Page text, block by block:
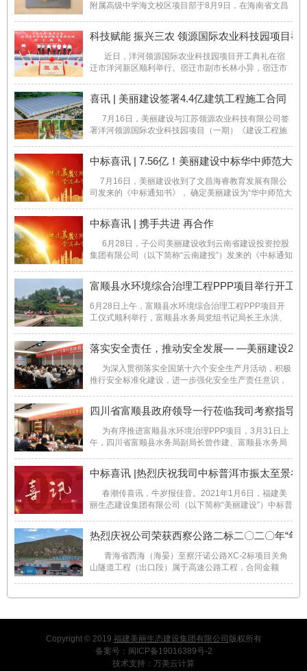
附属高级中学海文校区项目部于8月9日，在海南省文昌
部挂牌成立 华中师范大学（海南）附属高级中学海
文校区项目位于海 ...
科技赋能 振兴三农 领源国际农业科技园项目举
近日，洋河领源国际农业科技园项目开工典礼在宿
迁市洋河新区顺利举行。宿迁市副市长林小异，宿迁市
河新区党工委副书记、管理办公室主任姜海青，领光源
（上海）农业科技发展有限公司董事长李臻峻 ...
喜讯 | 美丽建设签署4.4亿建筑工程施工合同
7月16日，美丽建设与江苏领源农业科技有限公司签
署洋河领源国际农业科技园项目（一期）《建设工程施
省宿迁市，项目总面积约600亩，总投资约15亿元，一
期总投资约5亿元。主要包 ...
中标喜讯 | 7.56亿！美丽建设中标华中师范大
7月16日，美丽建设收到了文昌海睿教育发展有限公
司发来的《中标通知书》， 确定美丽建设为“华中师范大
为7.56亿元。 华中师范大学（海南）附属高级中学项
目位于海南省文昌市，项 ...
中标喜讯 | 携手共进 再合作
6月28日，子公司美丽建设收到云南省建设投资控股
集团有限公司（以下简称“云南建投”）发来的《中标通知
K116+560~K196+745 段土建第八工区工程专业分包”的
中标单位，中标金额约为2.9亿元，建设期4年。& ...
富顺县水环境综合治理工程PPP项目举行开工
6月28日上午，富顺县水环境综合治理工程PPP项目开
工仪式顺利举行，富顺县水务局党组书记局长王永洪、
项目联合体成员的相关代表人员出席开工仪式。项目开
工现场 富顺县水环境综合治理工程PPP项目属于市 ...
落实安全责任，推动安全发展— —美丽建设
为深入贯彻落实全国第十六个安全生产月活动，积极
推行安全标准化建设，进一步强化安全生产责任意识，
安全生产环境。5月26日，美丽建设组织开展以“落实安
全责任，推动安全发展”为主题的2021年安全生 ...
四川省富顺县政府领导一行莅临我司考察指导
为有序推进富顺县水环境治理PPP项目，3月31日上
午，四川省富顺县水务局副局长曾作建、富顺县水务局
顺县司法局易晓波、富顺县审计局侯静涛、富顺县财政
局胡明月一行莅临美丽生态建设考察。董事长林松、 ...
中标喜讯 |热烈庆祝我司中标普洱市振太至景
春潮传喜讯，牛岁报佳音。2021年1月6日，福建美
丽生态建设集团有限公司（以下简称“美丽建设”）中标普
程二标段，成功斩获2021新年第一标！中标金额约为
2.55亿元！无疑为2021牛年开了一个好头。 ...
热烈庆祝公司荣获西察公路二标二〇二〇年“年
青海省西海（海晏）至察汗诺公路XC-2标项目关角
山隧道工程（出口段）属于高速公路工程，合同金额
Copyright © 2019 福建美丽生态建设集团有限公司 版权所有
备案号： 闽ICP备19016389号-2
技术支持： 万美云计算